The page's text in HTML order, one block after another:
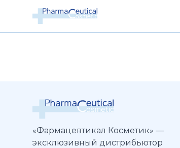
«Фармацевтикал Косметик» —
эксклюзивный дистрибьютор